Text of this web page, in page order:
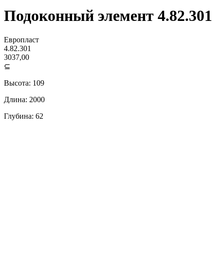
Подоконный элемент 4.82.301
Европласт
4.82.301
3037,00
⊆
Высота: 109
Длина: 2000
Глубина: 62